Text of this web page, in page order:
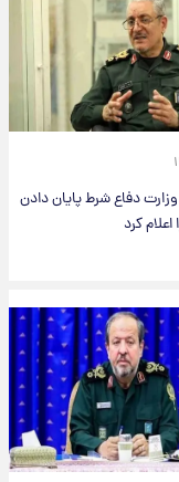
دفاع شرط پایان دادن
کرد